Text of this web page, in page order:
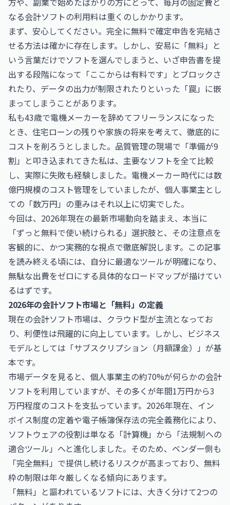
なる会計ソフトの利用料は重くのしかかります。
まず、安心してください。完全に無料で確定申告を完結さ
せる方法は確かに存在します。しかし、安易に「無料」と
いう言葉だけでソフトを選んでしまうと、いざ申告書を提
出する段階になって「ここからは有料です」とブロックさ
れたり、データの出力が制限されたりといった「罠」に嵌
まってしまうことがあります。
私も43歳で電機メーカーを辞めてフリーランスになった
とき、住宅ローンの残りや家族の将来を考えて、徹底的に
コストを削ろうとしました。品質管理の現場で「準備が9
割」と叩き込まれてきた私は、主要なソフトを全て比較
し、実際に失敗も経験しました。電機メーカー時代には数
億円規模のコスト管理をしていましたが、個人事業主とし
ての「数万円」の重みはそれ以上に切実でした。
今回は、2026年現在の最新市場動向を踏まえ、本当に
「ずっと無料で使い続けられる」選択肢と、その注意点を
客観的に、かつ実務的な視点で徹底解説します。この記事
を読み終える頃には、自分に最適なツールが明確になり、
無駄な出費をゼロにする具体的なロードマップが描けてい
るはずです。
2026年の会計ソフト市場と「無料」の定義
現在の会計ソフト市場は、クラウド型が主流となってお
り、利便性は飛躍的に向上しています。しかし、ビジネス
モデルとしては「サブスクリプション（月額課金）」が基
本です。
市場データを見ると、個人事業主の約70%が何らかの会計
ソフトを利用していますが、その多くが年間1万円から3
万円程度のコストを支払っています。2026年現在、イン
ボイス制度の定着や電子帳簿保存法の完全義務化により、
ソフトウェアの役割は単なる「計算機」から「法規制への
適合ツール」へと進化しました。そのため、ベンダー側も
「完全無料」で提供し続けるリスクが高まっており、無料
枠の制限は年々厳しくなる傾向にあります。
「無料」と謳われているソフトには、大きく分けて2つの